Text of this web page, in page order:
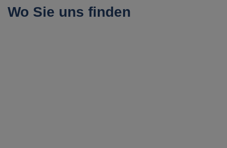
Wo Sie uns finden